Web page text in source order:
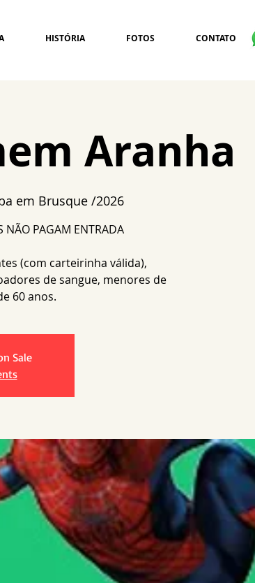
HISTÓRIA FOTOS CONTATO
Aranha
em Brusque /2026
NÃO PAGAM ENTRADA
(com carteirinha válida),
de sangue, menores de
60 anos.
Sale